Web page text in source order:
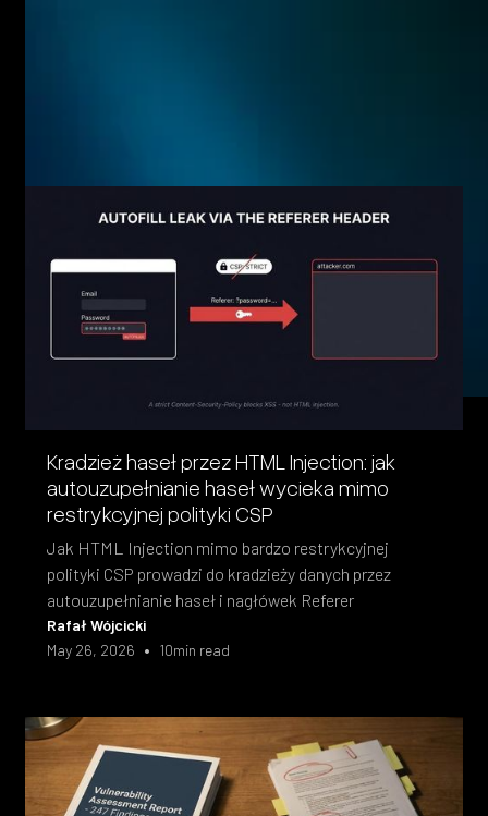
Kradzież haseł przez HTML Injection: jak
autouzupełnianie haseł wycieka mimo
restrykcyjnej polityki CSP
Jak HTML Injection mimo bardzo restrykcyjnej
polityki CSP prowadzi do kradzieży danych przez
autouzupełnianie haseł i nagłówek Referer
Rafał Wójcicki
May 26, 2026 • 10min read